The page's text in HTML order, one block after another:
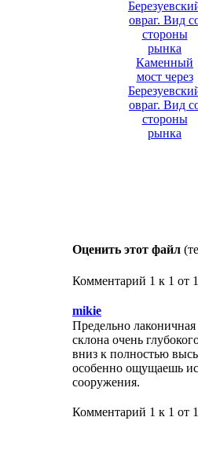
Каменный
мост через
овраг. Вид
стороны
рынка
Оценить этот файл
Комментарий 1 к 1 от 1
mikie
Предельно
склона очень
вниз к полностью
особенно ощущаешь
сооружения.
Комментарий 1 к 1 от 1